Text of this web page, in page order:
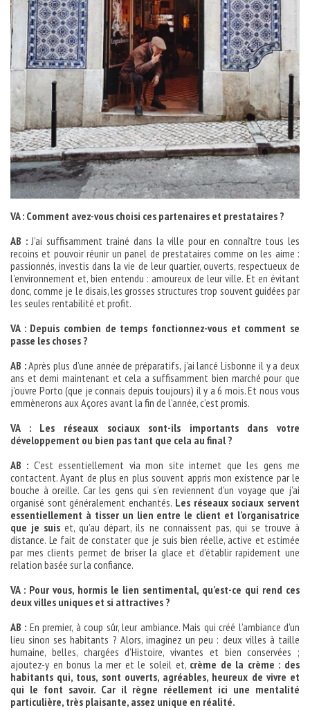
VA : Comment avez-vous choisi ces partenaires et prestataires ?
AB :J’ai suffisamment trainé dans la ville pour en connaître tous les
recoins et pouvoir réunir un panel de prestataires comme on les aime :
passionnés, investis dans la vie de leur quartier, ouverts, respectueux de
l’environnement et, bien entendu : amoureux de leur ville. Et en évitant
donc, comme je le disais, les grosses structures trop souvent guidées par
les seules rentabilité et profit.
VA : Depuis combien de temps fonctionnez-vous et comment se
passe les choses ?
AB :Après plus d’une année de préparatifs, j’ai lancé Lisbonne il y a deux
ans et demi maintenant et cela a suffisamment bien marché pour que
j’ouvre Porto (que je connais depuis toujours) il y a 6 mois. Et nous vous
emmènerons aux Açores avant la fin de l’année, c’est promis.
VA : Les réseaux sociaux sont-ils importants dans votre
développement ou bien pas tant que cela au final ?
AB : C’est essentiellement via mon site internet que les gens me
contactent. Ayant de plus en plus souvent appris mon existence par le
bouche à oreille. Car les gens qui s’en reviennent d’un voyage que j’ai
organisé sont généralement enchantés. Les réseaux sociaux servent
essentiellement à tisser un lien entre le client et l’organisatrice
que je suis et, qu’au départ, ils ne connaissent pas, qui se trouve à
distance. Le fait de constater que je suis bien réelle, active et estimée
par mes clients permet de briser la glace et d’établir rapidement une
relation basée sur la confiance.
VA : Pour vous, hormis le lien sentimental, qu’est-ce qui rend ces
deux villes uniques et si attractives ?
AB : En premier, à coup sûr, leur ambiance. Mais qui créé l’ambiance d’un
lieu sinon ses habitants ? Alors, imaginez un peu : deux villes à taille
humaine, belles, chargées d’Histoire, vivantes et bien conservées ;
ajoutez-y en bonus la mer et le soleil et, crème de la crème : des
habitants qui, tous, sont ouverts, agréables, heureux de vivre et
qui le font savoir. Car il règne réellement ici une mentalité
particulière, très plaisante, assez unique en réalité.